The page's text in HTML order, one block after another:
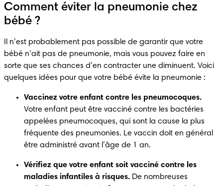
Comment éviter la pneumonie chez
bébé ?
Il n’est probablement pas possible de garantir que votre
bébé n’ait pas de pneumonie, mais vous pouvez faire en
sorte que ses chances d’en contracter une diminuent. Voici
quelques idées pour que votre bébé évite la pneumonie :
Vaccinez votre enfant contre les pneumocoques.
Votre enfant peut être vacciné contre les bactéries
appelées pneumocoques, qui sont la cause la plus
fréquente des pneumonies. Le vaccin doit en général
être administré avant l’âge de 1 an.
Vérifiez que votre enfant soit vacciné contre les
maladies infantiles à risques. De nombreuses